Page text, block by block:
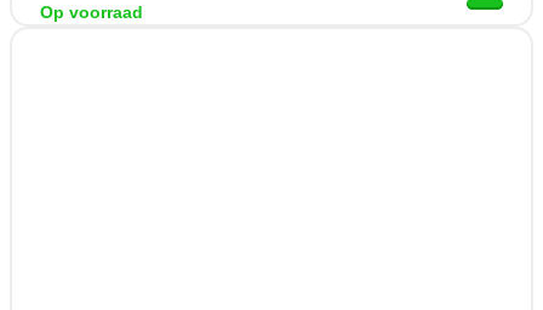
Op voorraad